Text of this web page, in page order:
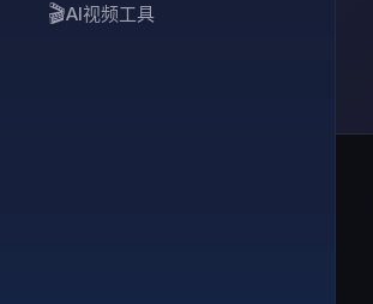
🎬AI视频工具